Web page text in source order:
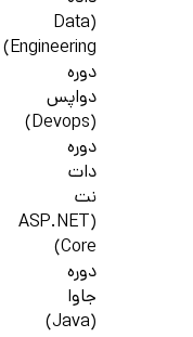
(Data
Engineering)
دوره
دواپس
(Devops)
دوره
دات
نت
(ASP.NET
Core)
دوره
جاوا
(Java)